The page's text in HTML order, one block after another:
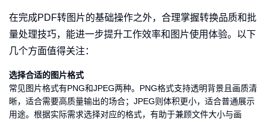
在完成PDF转图片的基础操作之外，合理掌握转换品质和批
量处理技巧，能进一步提升工作效率和图片使用体验。以下
几个方面值得关注：
选择合适的图片格式
常见图片格式有PNG和JPEG两种。PNG格式支持透明背景且画质清
晰，适合需要高质量输出的场合；JPEG则体积更小，适合普通展示
用途。根据实际需求选择对应的格式，有助于兼顾文件大小与画